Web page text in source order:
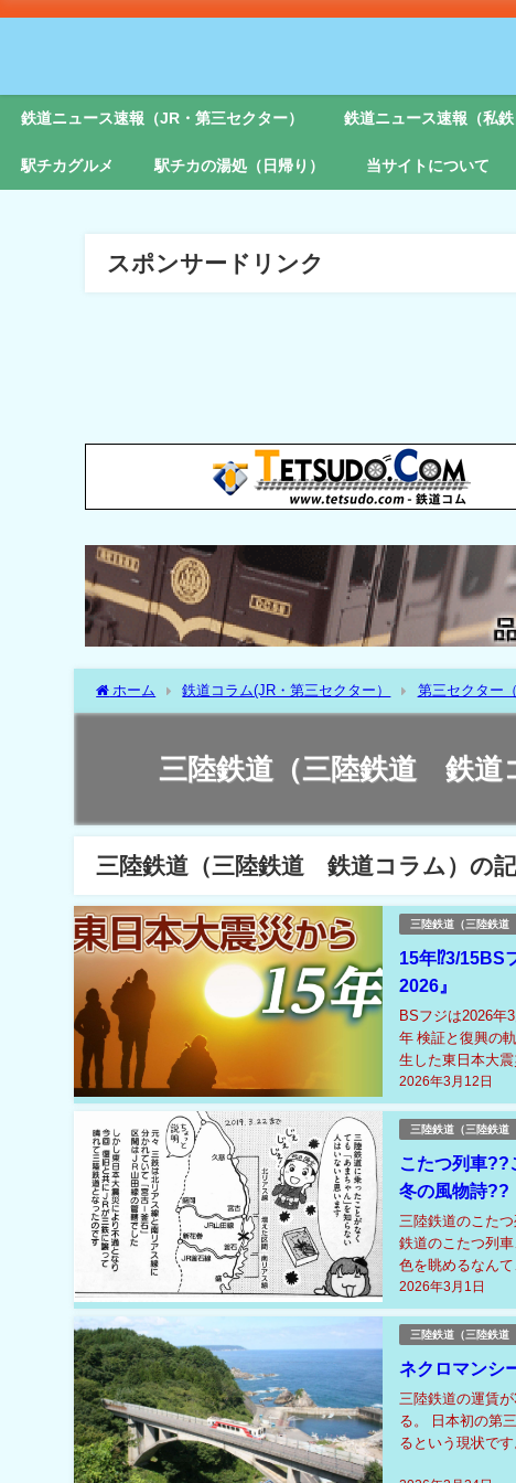
鉄道ニュース速報（JR・第三セクター） 鉄道ニュース速報（私鉄
駅チカグルメ 駅チカの湯処（日帰り） 当サイトについて
スポンサードリンク
ホーム 鉄道コラム(JR・第三セクター） 第三セクター
三陸鉄道（三陸鉄道 鉄道
三陸鉄道（三陸鉄道 鉄道コラム）の
三陸鉄道（三陸鉄道
15年⁉3/15BS
2026』
2026年3月12日
BSフジは2026年
年 検証と復興の
生した東日本大
うに復興してきた
三陸鉄道（三陸鉄道
こたつ列車??
冬の風物詩??
2026年3月1日
三陸鉄道のこた
鉄道のこたつ列
色を眺めるなん
三陸鉄道（三陸鉄道
ネクロマンシ
三陸鉄道の運賃
る。 日本初の第
るという現状で